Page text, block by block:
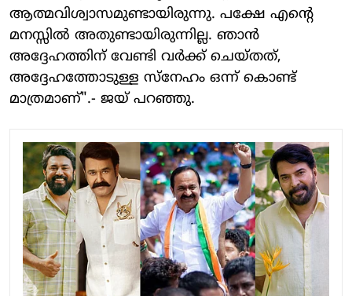
ആത്മവിശ്വാസമുണ്ടായിരുന്നു. പക്ഷേ എന്റെ
മനസ്സിൽ അതുണ്ടായിരുന്നില്ല. ഞാൻ
അദ്ദേഹത്തിന് വേണ്ടി വർക്ക് ചെയ്തത്,
അദ്ദേഹത്തോടുള്ള സ്നേഹം ഒന്ന് കൊണ്ട്
മാത്രമാണ്".- ജയ് പറഞ്ഞു.